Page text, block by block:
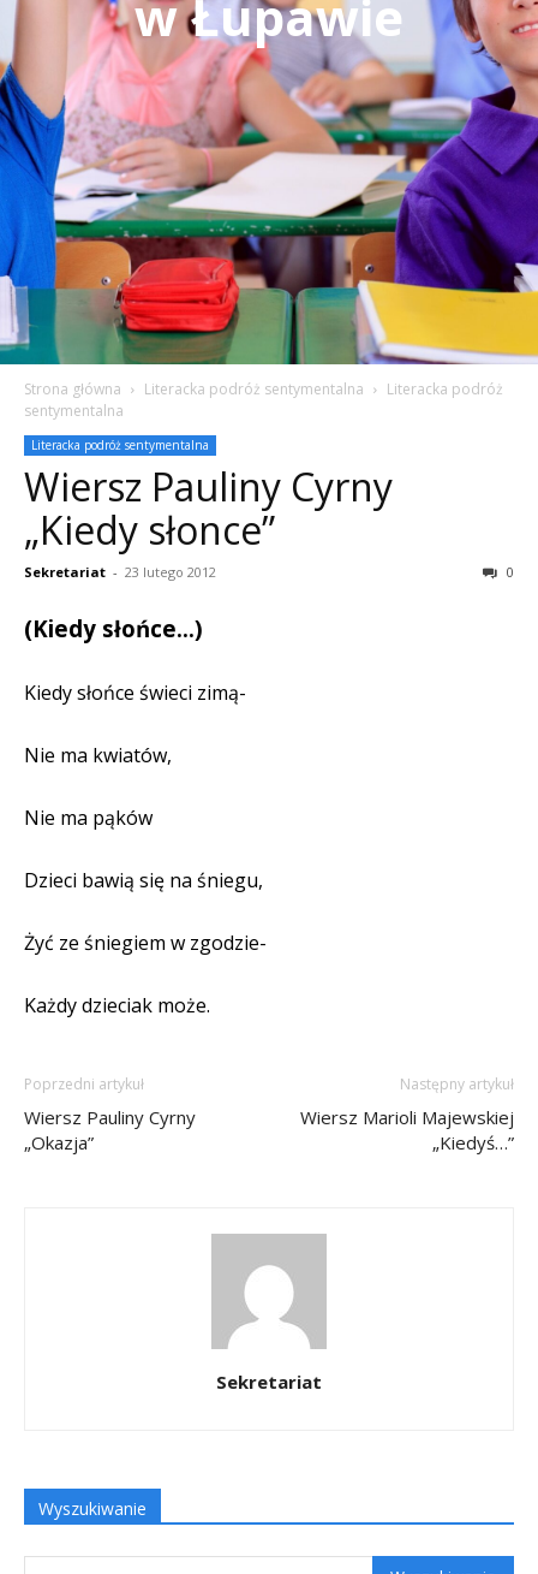
w Łupawie
Strona główna Literacka podróż sentymentalna
Literacka podróż
sentymentalna
Literacka podróż sentymentalna
Wiersz Pauliny Cyrny
„Kiedy słonce”
Sekretariat - 23 lutego 2012 0
(Kiedy słońce…)
Kiedy słońce świeci zimą-
Nie ma kwiatów,
Nie ma pąków
Dzieci bawią się na śniegu,
Żyć ze śniegiem w zgodzie-
Każdy dzieciak może.
Poprzedni artykuł
Wiersz Pauliny Cyrny
„Okazja”
Następny artykuł
Wiersz Marioli Majewskiej
„Kiedyś…”
Sekretariat
Wyszukiwanie